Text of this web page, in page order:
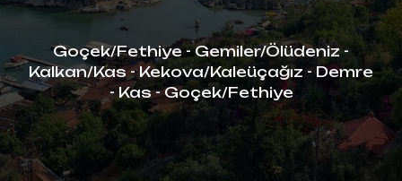
Goçek/Fethiye - Gemiler/Ölüdeniz -
Kalkan/Kas - Kekova/Kaleüçağız - Demre
- Kas - Goçek/Fethiye